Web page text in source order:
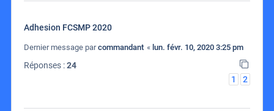
Adhesion FCSMP 2020
Dernier message parcommandant « lun. févr. 10, 2020 3:25 pm
Réponses :24
1
2